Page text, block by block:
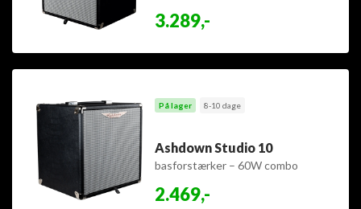
3.289,-
På lager 8-10 dage
Ashdown Studio 10
basforstærker – 60W combo
2.469,-